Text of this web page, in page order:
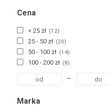
Cena
< 25 zł (12)
25 - 50 zł (20)
50 - 100 zł (14)
100 - 200 zł (8)
–
Marka